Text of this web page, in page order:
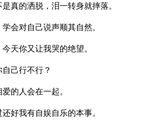
真的洒脱，泪一转身就摔落。
会对自己说声顺其自然。
天你又让我哭的绝望。
己行不行？
的人会在一起。
好我有自娱自乐的本事。